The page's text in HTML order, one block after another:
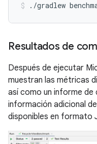
./gradlew
Resultados de
Después de ejecutar
muestran las métricas
así como un informe
información adicional
disponibles en formato